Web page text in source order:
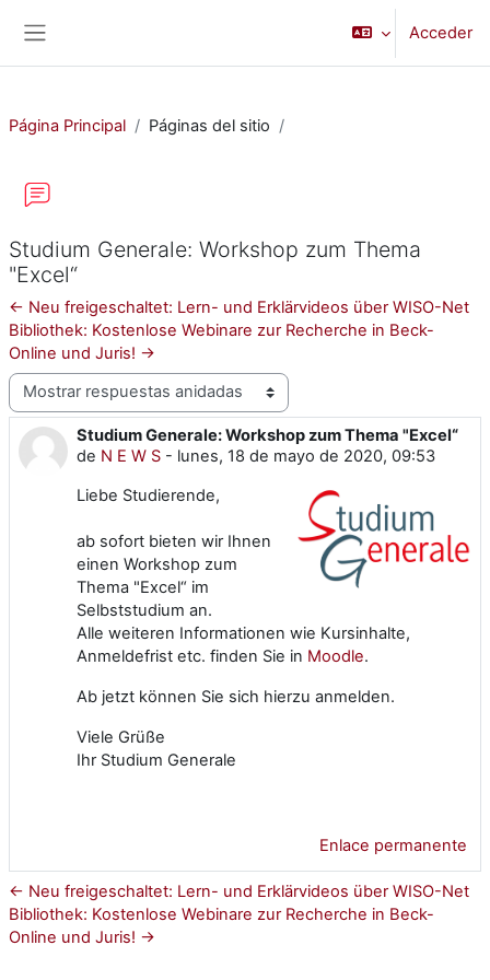
Acceder
Página Principal Páginas del sitio
Studium Generale: Workshop zum Thema
"Excel“
← Neu freigeschaltet: Lern- und Erklärvideos über WISO-Net
Bibliothek: Kostenlose Webinare zur Recherche in Beck-
Online und Juris! →
Mostrar modo
Studium Generale: Workshop zum Thema "Excel“
de N E W S - lunes, 18 de mayo de 2020, 09:53
Número de respuestas: 0
Liebe Studierende,
ab sofort bieten wir Ihnen
einen Workshop zum
Thema "Excel“ im
Selbststudium an.
Alle weiteren Informationen wie Kursinhalte,
Anmeldefrist etc. finden Sie in Moodle.
Ab jetzt können Sie sich hierzu anmelden.
Viele Grüße
Ihr Studium Generale
Enlace permanente
← Neu freigeschaltet: Lern- und Erklärvideos über WISO-Net
Bibliothek: Kostenlose Webinare zur Recherche in Beck-
Online und Juris! →